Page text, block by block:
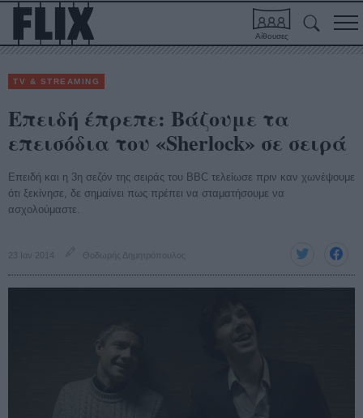
Αίθουσες
TV & STREAMING
Επειδή έπρεπε: Βάζουμε τα
επεισόδια του «Sherlock» σε σειρά
Επειδή και η 3η σεζόν της σειράς του BBC τελείωσε πριν καν χωνέψουμε
ότι ξεκίνησε, δε σημαίνει πως πρέπει να σταματήσουμε να
ασχολούμαστε.
23 Ιαν 2014 Θοδωρής Δημητρόπουλος